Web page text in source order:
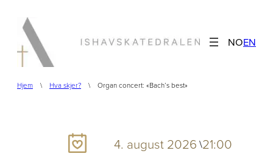
innhold
NOEN
Hjem \ Hva skjer? \ Organ concert: «Bach’s best»
4. august 2026 \21:00